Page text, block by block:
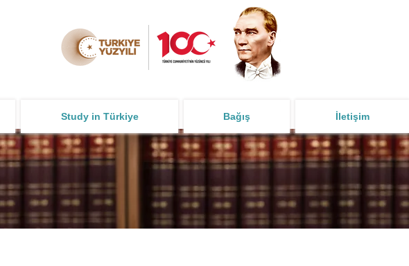
Study in Türkiye Bağış İletişim